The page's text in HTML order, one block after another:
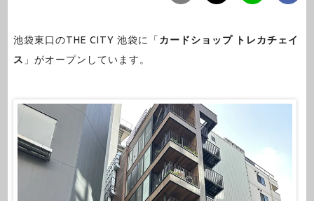
池袋東口のTHE CITY 池袋に「 カードショップ トレカチェイ
ス 」がオープンしています。